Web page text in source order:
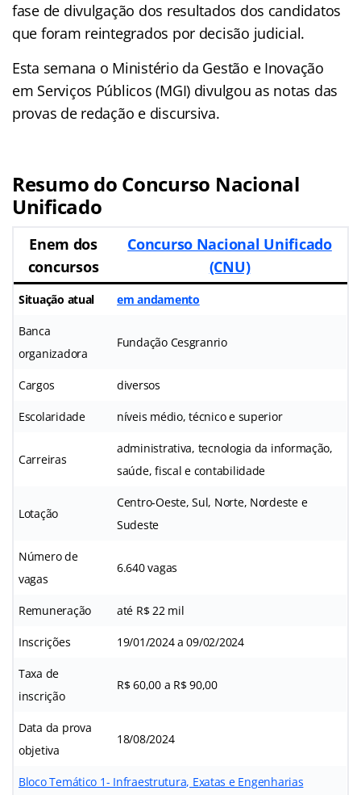
fase de divulgação dos resultados dos candidatos
que foram reintegrados por decisão judicial.
Esta semana o Ministério da Gestão e Inovação
em Serviços Públicos (MGI) divulgou as notas das
provas de redação e discursiva.
Resumo do Concurso Nacional
Unificado
Enem dos
concursos
Concurso Nacional Unificado
(CNU)
Situação atual em andamento
Banca
organizadora
Fundação Cesgranrio
Cargos diversos
Escolaridade níveis médio, técnico e superior
Carreiras
administrativa, tecnologia da informação,
saúde, fiscal e contabilidade
Lotação
Centro-Oeste, Sul, Norte, Nordeste e
Sudeste
Número de
vagas
6.640 vagas
Remuneração até R$ 22 mil
Inscrições 19/01/2024 a 09/02/2024
Taxa de
inscrição
R$ 60,00 a R$ 90,00
Data da prova
objetiva
18/08/2024
Bloco Temático 1- Infraestrutura, Exatas e Engenharias